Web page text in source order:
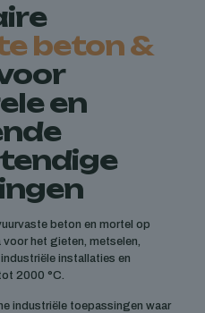
beton &
en
beton en mortel op
het gieten, metselen,
installaties en
2000 °C.
industriële toepassingen waar